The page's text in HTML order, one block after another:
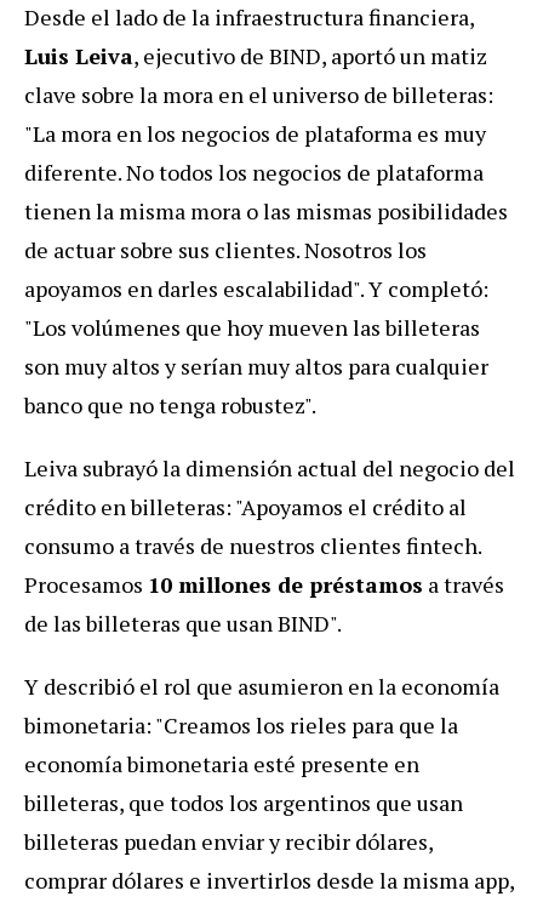
Desde el lado de la infraestructura financiera,
Luis Leiva, ejecutivo de BIND, aportó un matiz
clave sobre la mora en el universo de billeteras:
"La mora en los negocios de plataforma es muy
diferente. No todos los negocios de plataforma
tienen la misma mora o las mismas posibilidades
de actuar sobre sus clientes. Nosotros los
apoyamos en darles escalabilidad". Y completó:
"Los volúmenes que hoy mueven las billeteras
son muy altos y serían muy altos para cualquier
banco que no tenga robustez".
Leiva subrayó la dimensión actual del negocio del
crédito en billeteras: "Apoyamos el crédito al
consumo a través de nuestros clientes fintech.
Procesamos 10 millones de préstamos a través
de las billeteras que usan BIND".
Y describió el rol que asumieron en la economía
bimonetaria: "Creamos los rieles para que la
economía bimonetaria esté presente en
billeteras, que todos los argentinos que usan
billeteras puedan enviar y recibir dólares,
comprar dólares e invertirlos desde la misma app,